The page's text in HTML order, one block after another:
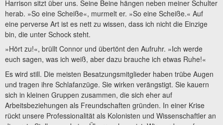
Harrison sitzt über uns. Seine Beine hängen neben meiner Schulter
herab. »So eine Scheiße«, murmelt er. »So eine Scheiße.« Auf
eine perverse Art ist es nett zu wissen, dass ich nicht die Einzige
bin, die unter Schock steht.
»Hört zu!«, brüllt Connor und übertönt den Aufruhr. »Ich werde
euch sagen, was ich weiß, aber dazu brauche ich etwas Ruhe!«
Es wird still. Die meisten Besatzungsmitglieder haben trübe Augen
und tragen ihre Schlafanzüge. Sie wirken verängstigt. Sie kauern
sich in kleinen Gruppen zusammen, die sich eher auf
Arbeitsbeziehungen als Freundschaften gründen. In einer Krise
rückt unsere Professionalität als Kolonisten und Wissenschaftler an